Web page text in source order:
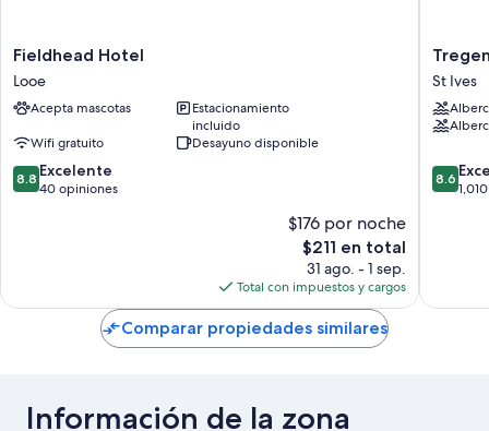
Fieldhead
Hotel
Looe
Fieldhead Hotel
Looe
Acepta mascotas
Estacionamiento
incluido
Wifi gratuito
Desayuno disponible
8.8
de
8.8 Excelente
40 opiniones
$176 por noche
El
precio
actual
es
de
$211
$211 en total
31 ago. - 1 sep.
Total con impuestos y cargos
Castle
Resort
St
Ives
St Ives
8.6
de
8.6
Comparar propiedades similares
Información de la zona